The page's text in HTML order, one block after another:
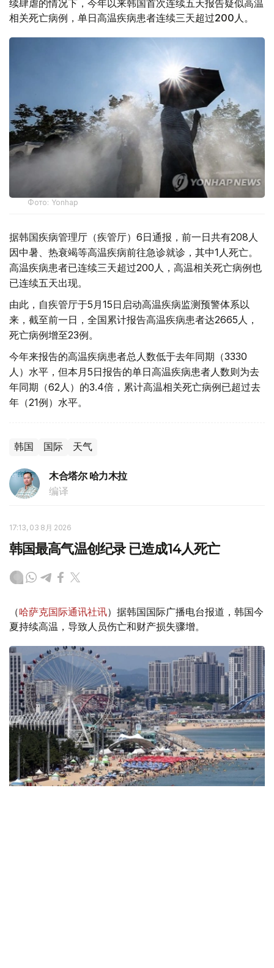
续肆虐的情况下，今年以来韩国首次连续五天报告疑似高温
相关死亡病例，单日高温疾病患者连续三天超过200人。
Фото: Yonhap
据韩国疾病管理厅（疾管厅）6日通报，前一日共有208人
因中暑、热衰竭等高温疾病前往急诊就诊，其中1人死亡。
高温疾病患者已连续三天超过200人，高温相关死亡病例也
已连续五天出现。
由此，自疾管厅于5月15日启动高温疾病监测预警体系以
来，截至前一日，全国累计报告高温疾病患者达2665人，
死亡病例增至23例。
今年来报告的高温疾病患者总人数低于去年同期（3330
人）水平，但本月5日报告的单日高温疾病患者人数则为去
年同期（62人）的3.4倍，累计高温相关死亡病例已超过去
年（21例）水平。
韩国 国际 天气
木合塔尔 哈力木拉
编译
17:13, 03 8月 2026
韩国最高气温创纪录 已造成14人死亡
（哈萨克国际通讯社讯）据韩国国际广播电台报道，韩国今
夏持续高温，导致人员伤亡和财产损失骤增。